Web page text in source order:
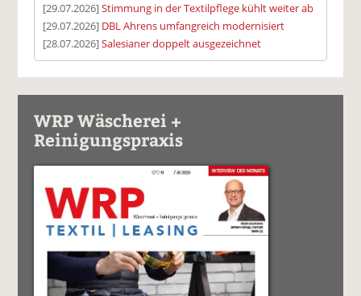
[29.07.2026]Stimmung in der Textilpflege kühlt weiter ab
[29.07.2026] DBL Ahrens umfangreich modernisiert
[28.07.2026]Salesianer doppelt ausgezeichnet
WRP Wäscherei +
Reinigungspraxis